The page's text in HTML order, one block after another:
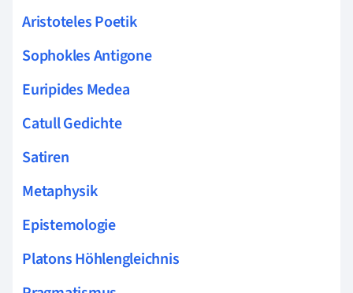
Aristoteles Poetik
Sophokles Antigone
Euripides Medea
Catull Gedichte
Satiren
Metaphysik
Epistemologie
Platons Höhlengleichnis